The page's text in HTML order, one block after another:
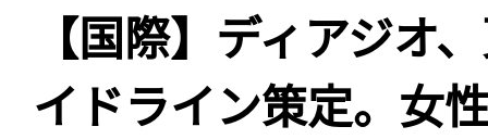
【国際】ディアジオ
イドライン策定。女